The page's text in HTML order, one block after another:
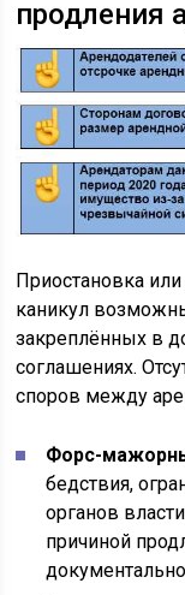
продления
Приостановка
каникул
закреплённых в
соглашениях.
споров между
Форс-
бедствия,
органов
причиной